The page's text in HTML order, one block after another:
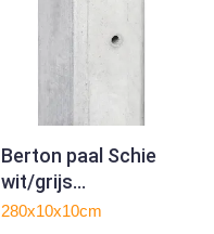
Berton paal Schie
wit/grijs
tussenmodel 280
280x10x10cm